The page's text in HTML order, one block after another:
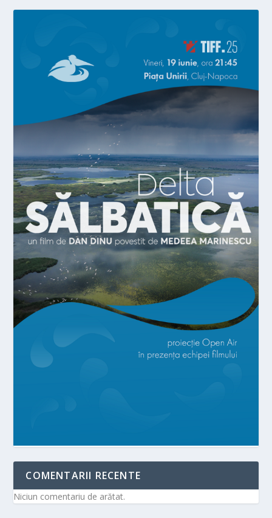
COMENTARII RECENTE
Niciun comentariu de arătat.